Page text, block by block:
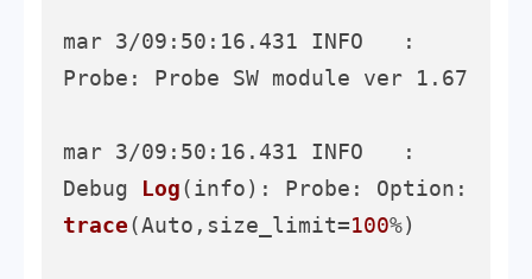
mar 3/09:50:16.431 INFO   :
Probe: Probe SW module ver 1.67
mar 3/09:50:16.431 INFO   :
Debug Log(info)
trace(Auto,size_limit=100%)